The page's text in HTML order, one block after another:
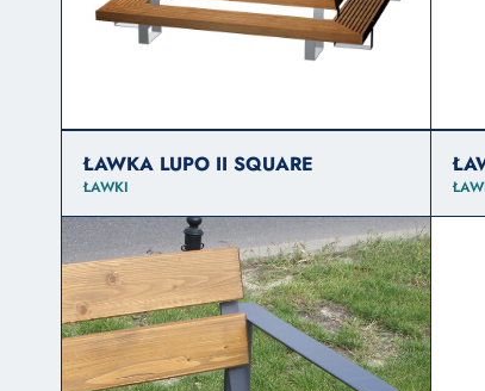
ŁAWKA LUPO II SQUARE
ŁAWKI